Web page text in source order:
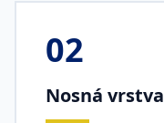
02
Nosná vrstva